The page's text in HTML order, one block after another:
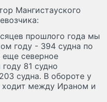
Мангистауского
прошлого года мы
году - 394 судна по
северное
81 судно
судна. В обороте у
ходит между Ираном и